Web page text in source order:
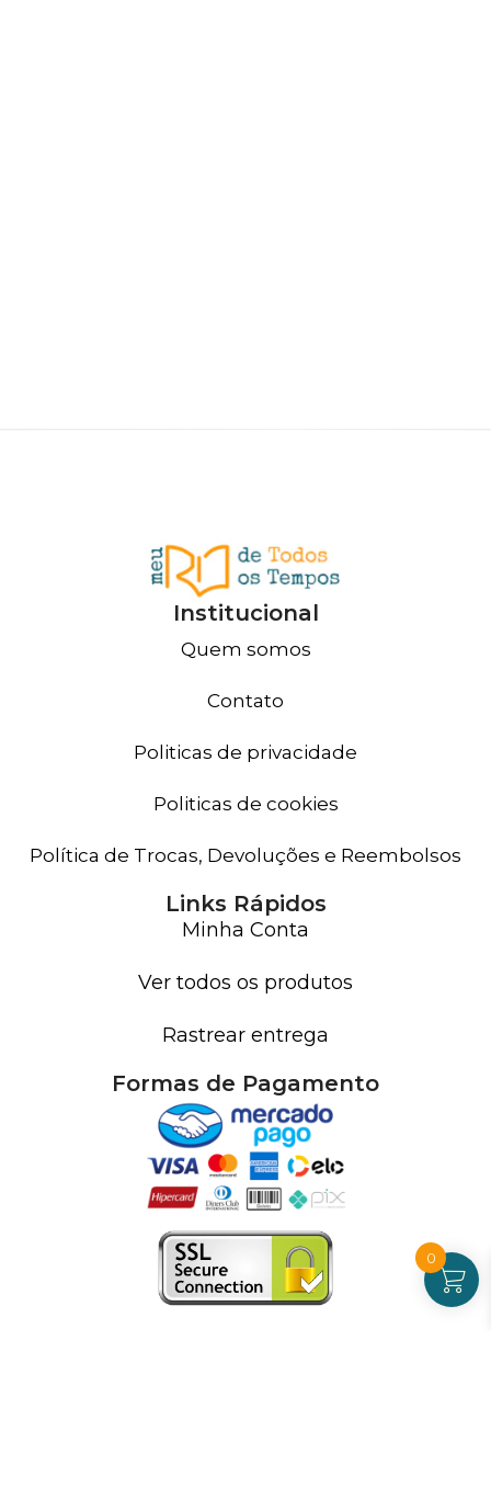
Institucional
Quem somos
Contato
Politicas de privacidade
Politicas de cookies
Política de Trocas, Devoluções e Reembolsos
Links Rápidos
Minha Conta
Ver todos os produtos
Rastrear entrega
Formas de Pagamento
0